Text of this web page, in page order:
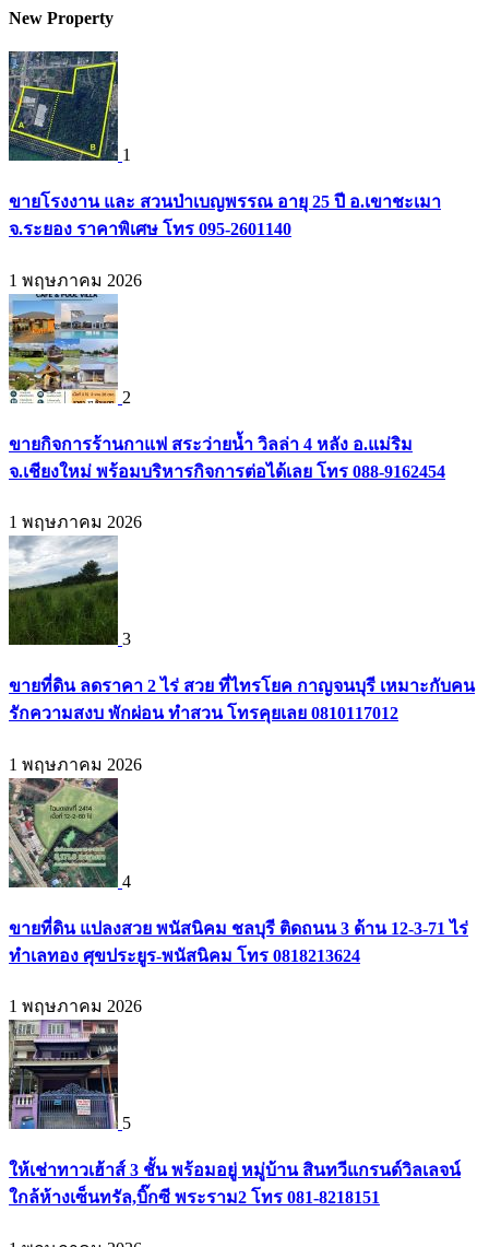
New Property
1
ขายโรงงาน และ สวนป่าเบญพรรณ อายุ 25 ปี อ.เขาชะเมา
จ.ระยอง ราคาพิเศษ โทร 095-2601140
1 พฤษภาคม 2026
2
ขายกิจการร้านกาแฟ สระว่ายน้ำ วิลล่า 4 หลัง อ.แม่ริม
จ.เชียงใหม่ พร้อมบริหารกิจการต่อได้เลย โทร 088-9162454
1 พฤษภาคม 2026
3
ขายที่ดิน ลดราคา 2 ไร่ สวย ที่ไทรโยค กาญจนบุรี เหมาะกับคน
รักความสงบ พักผ่อน ทำสวน โทรคุยเลย 0810117012
1 พฤษภาคม 2026
4
ขายที่ดิน แปลงสวย พนัสนิคม ชลบุรี ติดถนน 3 ด้าน 12-3-71 ไร่
ทำเลทอง ศุขประยูร-พนัสนิคม โทร 0818213624
1 พฤษภาคม 2026
5
ให้เช่าทาวเฮ้าส์ 3 ชั้น พร้อมอยู่ หมู่บ้าน สินทวีแกรนด์วิลเลจน์
ใกล้ห้างเซ็นทรัล,บิ๊กซี พระราม2 โทร 081-8218151